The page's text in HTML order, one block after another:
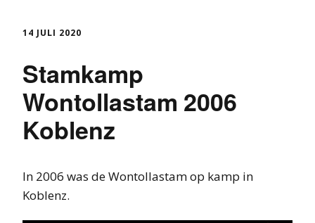
14 JULI 2020
Stamkamp
Wontollastam 2006
Koblenz
In 2006 was de Wontollastam op kamp in
Koblenz.